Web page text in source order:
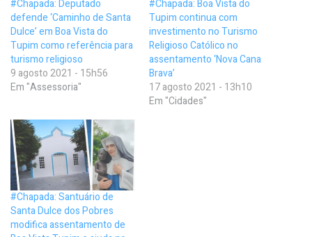
#Chapada: Deputado
defende ‘Caminho de Santa
Dulce’ em Boa Vista do
Tupim como referência para
turismo religioso
9 agosto 2021 - 15h56
Em "Assessoria"
#Chapada: Boa Vista do
Tupim continua com
investimento no Turismo
Religioso Católico no
assentamento ‘Nova Cana
Brava’
17 agosto 2021 - 13h10
Em "Cidades"
#Chapada: Santuário de
Santa Dulce dos Pobres
modifica assentamento de